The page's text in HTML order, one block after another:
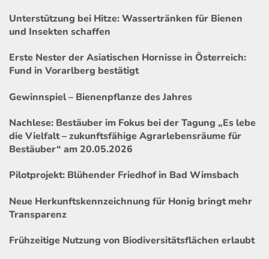
Unterstützung bei Hitze: Wassertränken für Bienen
und Insekten schaffen
Erste Nester der Asiatischen Hornisse in Österreich:
Fund in Vorarlberg bestätigt
Gewinnspiel – Bienenpflanze des Jahres
Nachlese: Bestäuber im Fokus bei der Tagung „Es lebe
die Vielfalt – zukunftsfähige Agrarlebensräume für
Bestäuber“ am 20.05.2026
Pilotprojekt: Blühender Friedhof in Bad Wimsbach
Neue Herkunftskennzeichnung für Honig bringt mehr
Transparenz
Frühzeitige Nutzung von Biodiversitätsflächen erlaubt